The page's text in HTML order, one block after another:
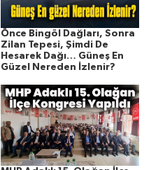
Önce Bingöl Dağları, Sonra
Zilan Tepesi, Şimdi De
Hesarek Dağı… Güneş En
Güzel Nereden İzlenir?